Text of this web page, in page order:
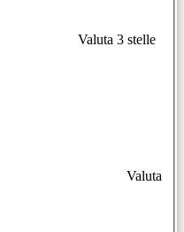
Valuta 3 stelle
Valuta